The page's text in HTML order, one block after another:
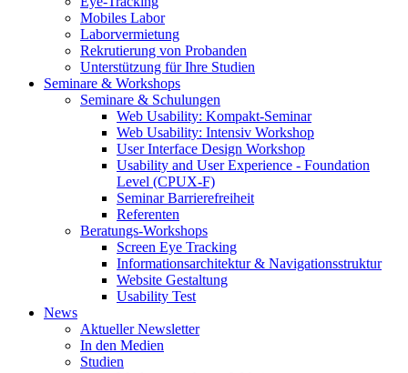
Mobiles Labor
Laborvermietung
Rekrutierung von Probanden
Unterstützung für Ihre Studien
Seminare & Workshops
Seminare & Schulungen
Web Usability: Kompakt-Seminar
Web Usability: Intensiv Workshop
User Interface Design Workshop
Usability and User Experience - Foundation
Level (CPUX-F)
Seminar Barrierefreiheit
Referenten
Beratungs-Workshops
Screen Eye Tracking
Informationsarchitektur & Navigationsstruktur
Website Gestaltung
Usability Test
News
Aktueller Newsletter
In den Medien
Studien